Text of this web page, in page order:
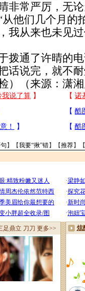
非常严厉，无
他们几个月的
我从来也未见
通了许晴的电
话说完，就不
）（来源：潇
】【我要“揪”错】【推荐】